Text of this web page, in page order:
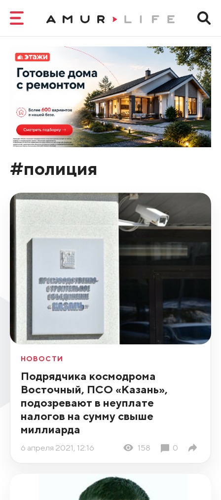
#полиция
НОВОСТИ
Подрядчика космодрома
Восточный, ПСО «Казань»,
подозревают в неуплате
налогов на сумму свыше
миллиарда
6 апреля 2021, 12:16 158 0